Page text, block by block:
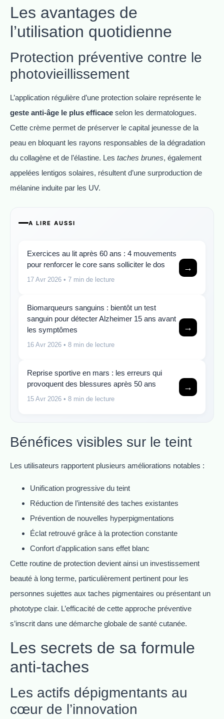
Les avantages de
l’utilisation quotidienne
Protection préventive contre le
photovieillissement
L’application régulière d’une protection solaire représente le
geste anti-âge le plus efficace selon les dermatologues.
Cette crème permet de préserver le capital jeunesse de la
peau en bloquant les rayons responsables de la dégradation
du collagène et de l’élastine. Les taches brunes, également
appelées lentigos solaires, résultent d’une surproduction de
mélanine induite par les UV.
A LIRE AUSSI
Exercices au lit après 60 ans : 4 mouvements
pour renforcer le core sans solliciter le dos
17 Avr 2026 • 7 min de lecture
→
Biomarqueurs sanguins : bientôt un test
sanguin pour détecter Alzheimer 15 ans avant
les symptômes
16 Avr 2026 • 8 min de lecture
→
Reprise sportive en mars : les erreurs qui
provoquent des blessures après 50 ans
15 Avr 2026 • 8 min de lecture
→
Bénéfices visibles sur le teint
Les utilisateurs rapportent plusieurs améliorations notables :
Unification progressive du teint
Réduction de l’intensité des taches existantes
Prévention de nouvelles hyperpigmentations
Éclat retrouvé grâce à la protection constante
Confort d’application sans effet blanc
Cette routine de protection devient ainsi un investissement
beauté à long terme, particulièrement pertinent pour les
personnes sujettes aux taches pigmentaires ou présentant un
phototype clair. L’efficacité de cette approche préventive
s’inscrit dans une démarche globale de santé cutanée.
Les secrets de sa formule
anti-taches
Les actifs dépigmentants au
cœur de l’innovation